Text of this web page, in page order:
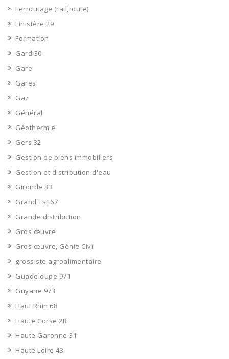
Ferroutage (rail,route)
Finistère 29
Formation
Gard 30
Gare
Gares
Gaz
Général
Géothermie
Gers 32
Gestion de biens immobiliers
Gestion et distribution d'eau
Gironde 33
Grand Est 67
Grande distribution
Gros œuvre
Gros œuvre, Génie Civil
grossiste agroalimentaire
Guadeloupe 971
Guyane 973
Haut Rhin 68
Haute Corse 2B
Haute Garonne 31
Haute Loire 43